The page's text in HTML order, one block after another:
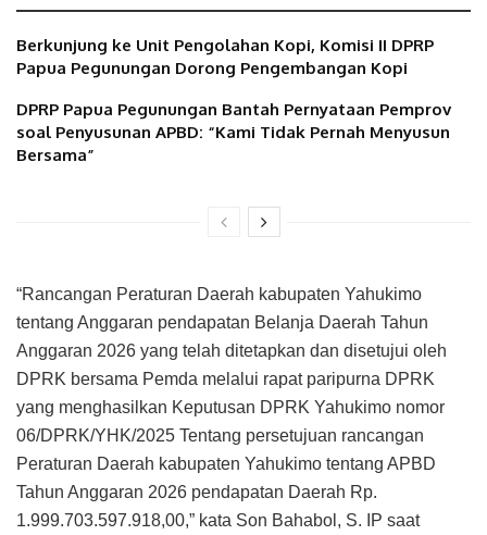
Berkunjung ke Unit Pengolahan Kopi, Komisi II DPRP
Papua Pegunungan Dorong Pengembangan Kopi
DPRP Papua Pegunungan Bantah Pernyataan Pemprov
soal Penyusunan APBD: “Kami Tidak Pernah Menyusun
Bersama”
“Rancangan Peraturan Daerah kabupaten Yahukimo
tentang Anggaran pendapatan Belanja Daerah Tahun
Anggaran 2026 yang telah ditetapkan dan disetujui oleh
DPRK bersama Pemda melalui rapat paripurna DPRK
yang menghasilkan Keputusan DPRK Yahukimo nomor
06/DPRK/YHK/2025 Tentang persetujuan rancangan
Peraturan Daerah kabupaten Yahukimo tentang APBD
Tahun Anggaran 2026 pendapatan Daerah Rp.
1.999.703.597.918,00,” kata Son Bahabol, S. IP saat